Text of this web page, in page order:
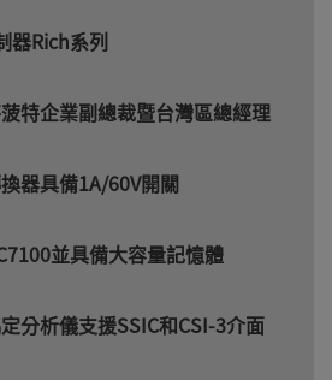
器Rich系列
特企業副總裁暨台灣區總經理
器具備1A/60V開關
並具備大容量記憶體
分析儀支援SSIC和CSI-3介面